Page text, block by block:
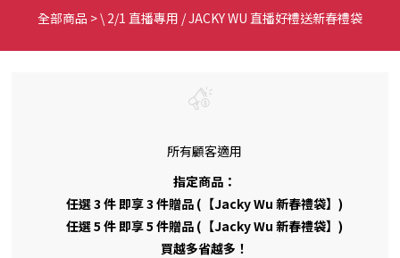
全部商品 >\ 2/1 直播專用 / JACKY WU 直播好禮送新春禮袋
所有顧客適用
指定商品：
任選 3 件 即享 3 件贈品 (【Jacky Wu 新春禮袋】)
任選 5 件 即享 5 件贈品 (【Jacky Wu 新春禮袋】)
買越多省越多！